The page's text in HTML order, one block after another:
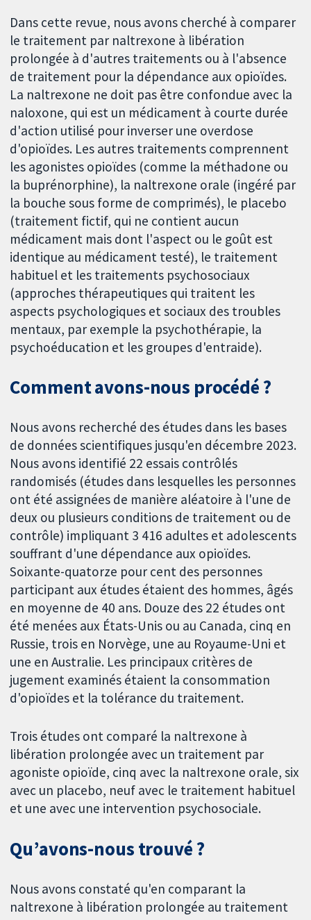
Dans cette revue, nous avons cherché à comparer
le traitement par naltrexone à libération
prolongée à d'autres traitements ou à l'absence
de traitement pour la dépendance aux opioïdes.
La naltrexone ne doit pas être confondue avec la
naloxone, qui est un médicament à courte durée
d'action utilisé pour inverser une overdose
d'opioïdes. Les autres traitements comprennent
les agonistes opioïdes (comme la méthadone ou
la buprénorphine), la naltrexone orale (ingéré par
la bouche sous forme de comprimés), le placebo
(traitement fictif, qui ne contient aucun
médicament mais dont l'aspect ou le goût est
identique au médicament testé), le traitement
habituel et les traitements psychosociaux
(approches thérapeutiques qui traitent les
aspects psychologiques et sociaux des troubles
mentaux, par exemple la psychothérapie, la
psychoéducation et les groupes d'entraide).
Comment avons-nous procédé ?
Nous avons recherché des études dans les bases
de données scientifiques jusqu'en décembre 2023.
Nous avons identifié 22 essais contrôlés
randomisés (études dans lesquelles les personnes
ont été assignées de manière aléatoire à l'une de
deux ou plusieurs conditions de traitement ou de
contrôle) impliquant 3 416 adultes et adolescents
souffrant d'une dépendance aux opioïdes.
Soixante-quatorze pour cent des personnes
participant aux études étaient des hommes, âgés
en moyenne de 40 ans. Douze des 22 études ont
été menées aux États-Unis ou au Canada, cinq en
Russie, trois en Norvège, une au Royaume-Uni et
une en Australie. Les principaux critères de
jugement examinés étaient la consommation
d'opioïdes et la tolérance du traitement.
Trois études ont comparé la naltrexone à
libération prolongée avec un traitement par
agoniste opioïde, cinq avec la naltrexone orale, six
avec un placebo, neuf avec le traitement habituel
et une avec une intervention psychosociale.
Qu’avons-nous trouvé ?
Nous avons constaté qu'en comparant la
naltrexone à libération prolongée au traitement